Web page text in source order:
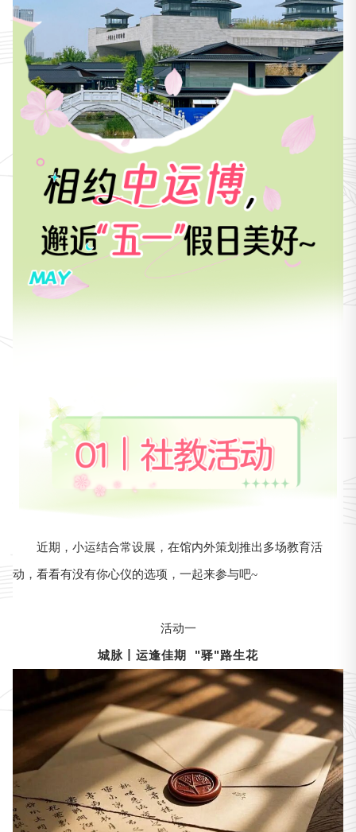
近期，小运结合常设展，在馆内外策划推出多场教育活
动，看看有没有你心仪的选项，一起来参与吧~
活动一
城脉丨运逢佳期 "驿"路生花